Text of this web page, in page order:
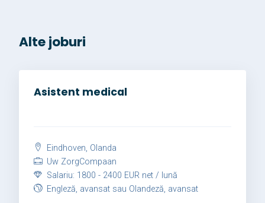
Alte joburi
Asistent medical
Eindhoven, Olanda
Uw ZorgCompaan
Salariu: 1800 - 2400 EUR net / lună
Engleză, avansat sau Olandeză, avansat